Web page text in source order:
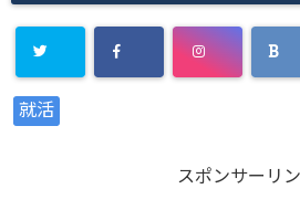
Undefined
就活
スポンサーリ